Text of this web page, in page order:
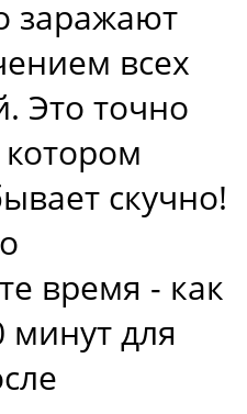
заражают
всех
Это точно
скучно!
время - как
для